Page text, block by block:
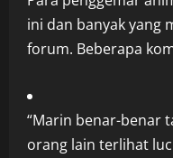
ini dan banyak yang
forum. Beberapa
“Marin benar-benar
orang lain terlihat